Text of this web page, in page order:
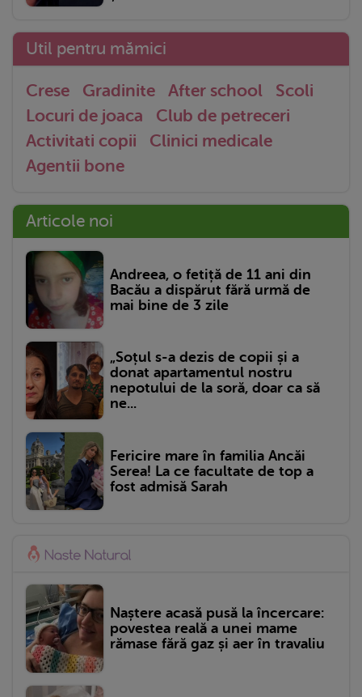
Util pentru mămici
Crese Gradinite After school
Scoli
Locuri de joaca
Club de petreceri
Activitati copii
Clinici medicale
Agentii bone
Articole noi
Andreea, o fetiță de 11 ani din
Bacău a dispărut fără urmă de
mai bine de 3 zile
„Soțul s-a dezis de copii și a
donat apartamentul nostru
nepotului de la soră, doar ca să
ne...
Fericire mare în familia Ancăi
Serea! La ce facultate de top a
fost admisă Sarah
Naștere acasă pusă la încercare:
povestea reală a unei mame
rămase fără gaz și aer în travaliu